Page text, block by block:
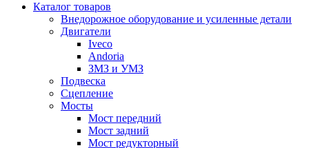
Каталог товаров
Внедорожное оборудование и усиленные детали
Двигатели
Iveco
Andoria
ЗМЗ и УМЗ
Подвеска
Сцепление
Мосты
Мост передний
Мост задний
Мост редукторный